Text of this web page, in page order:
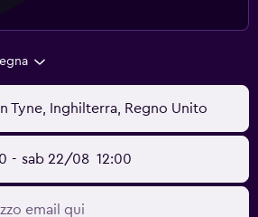
Tyne, Inghilterra, Regno Unito
- sab 22/08 12:00